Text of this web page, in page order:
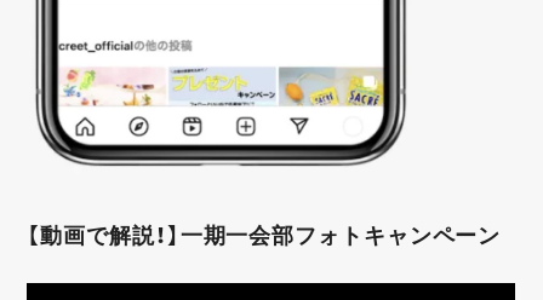
【動画で解説！】一期一会部フォトキャンペーン